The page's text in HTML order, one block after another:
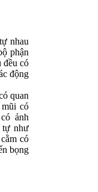
nhau
phận
đều có
động
quan
có
ảnh
tự như
có
bọng